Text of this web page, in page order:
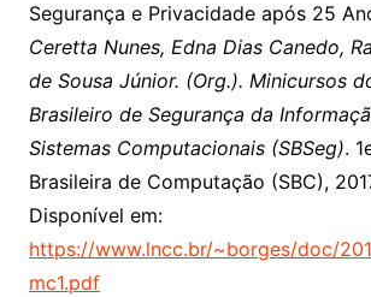
Segurança e Privacidade após 25
Ceretta Nunes, Edna Dias Canedo,
de Sousa Júnior. (Org.). Minicursos
Brasileiro de Segurança da
Sistemas Computacionais (SBSeg).
Brasileira de Computação (SBC),
Disponível em:
https://www.lncc.br/~borges/doc/
mc1.pdf